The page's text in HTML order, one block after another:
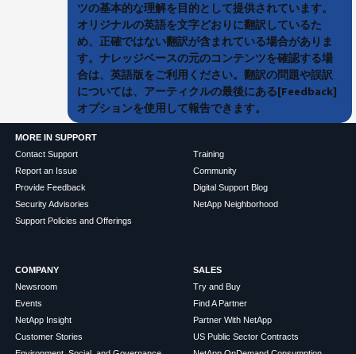
ツの基本的な理解を目的として提供されています。
オリジナルの英語を文字どおりに翻訳しているた
め、正確ではない翻訳が含まれている場合がありま
す。ナレッジベースの元のコンテンツを確認する場
合は、英語版をご利用ください。翻訳の問題や誤訳
については、アーティクルの最後にある[Feedback]
オプションを使用して報告できます。
MORE IN SUPPORT
Contact Support
Report an Issue
Provide Feedback
Security Advisories
Support Policies and Offerings
Training
Community
Digital Support Blog
NetApp Neighborhood
COMPANY
Newsroom
Events
NetApp Insight
Customer Stories
SALES
Try and Buy
Find A Partner
Partner With NetApp
US Public Sector Contracts